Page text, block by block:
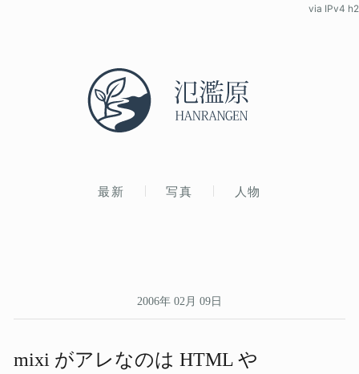
最新 写真 人物
via IPv4 h2
2006年 02月 09日
mixi が​アレなのは​ HTML や​